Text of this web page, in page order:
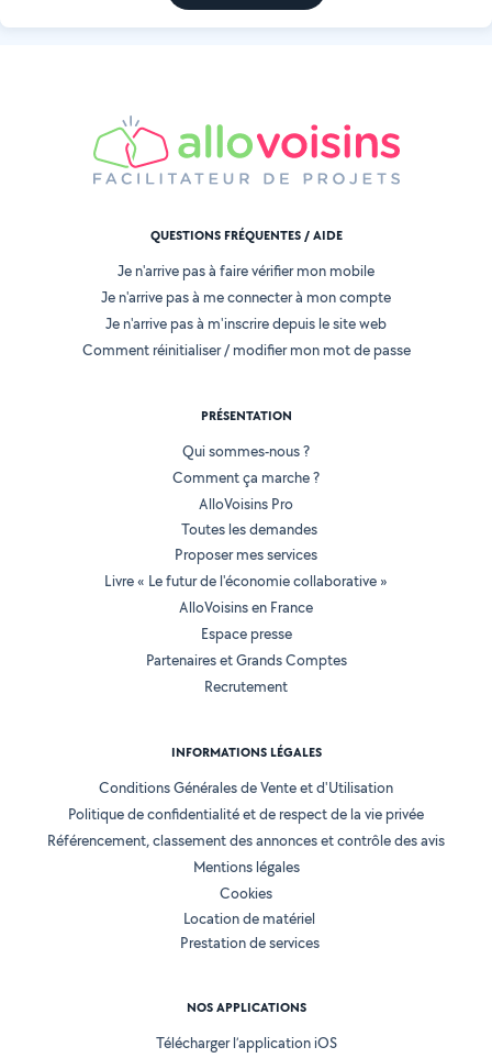
QUESTIONS FRÉQUENTES / AIDE
Je n'arrive pas à faire vérifier mon mobile
Je n'arrive pas à me connecter à mon compte
Je n'arrive pas à m'inscrire depuis le site web
Comment réinitialiser / modifier mon mot de passe
PRÉSENTATION
Qui sommes-nous ?
Comment ça marche ?
AlloVoisins Pro
Toutes les demandes
Proposer mes services
Livre « Le futur de l'économie collaborative »
AlloVoisins en France
Espace presse
Partenaires et Grands Comptes
Recrutement
INFORMATIONS LÉGALES
Conditions Générales de Vente et d'Utilisation
Politique de confidentialité et de respect de la vie privée
Référencement, classement des annonces et contrôle des avis
Mentions légales
Cookies
Location de matériel
Prestation de services
NOS APPLICATIONS
Télécharger l’application iOS